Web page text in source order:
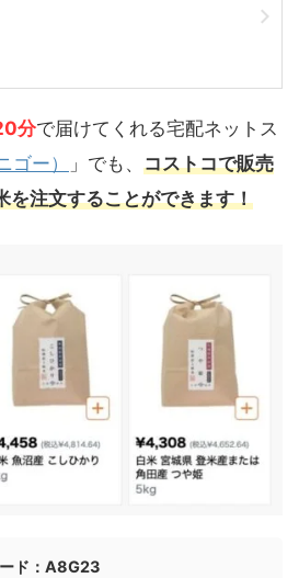
分で届けてくれる宅配ネットス
ゴー） 」でも、 コストコで販売
を注文することができます！
ド：A8G23